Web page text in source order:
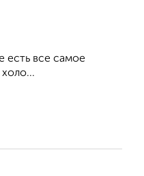
есть все самое